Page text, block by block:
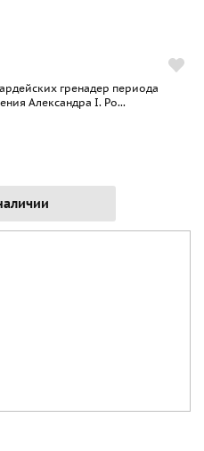
гренадер периода
Александра I. Ро...